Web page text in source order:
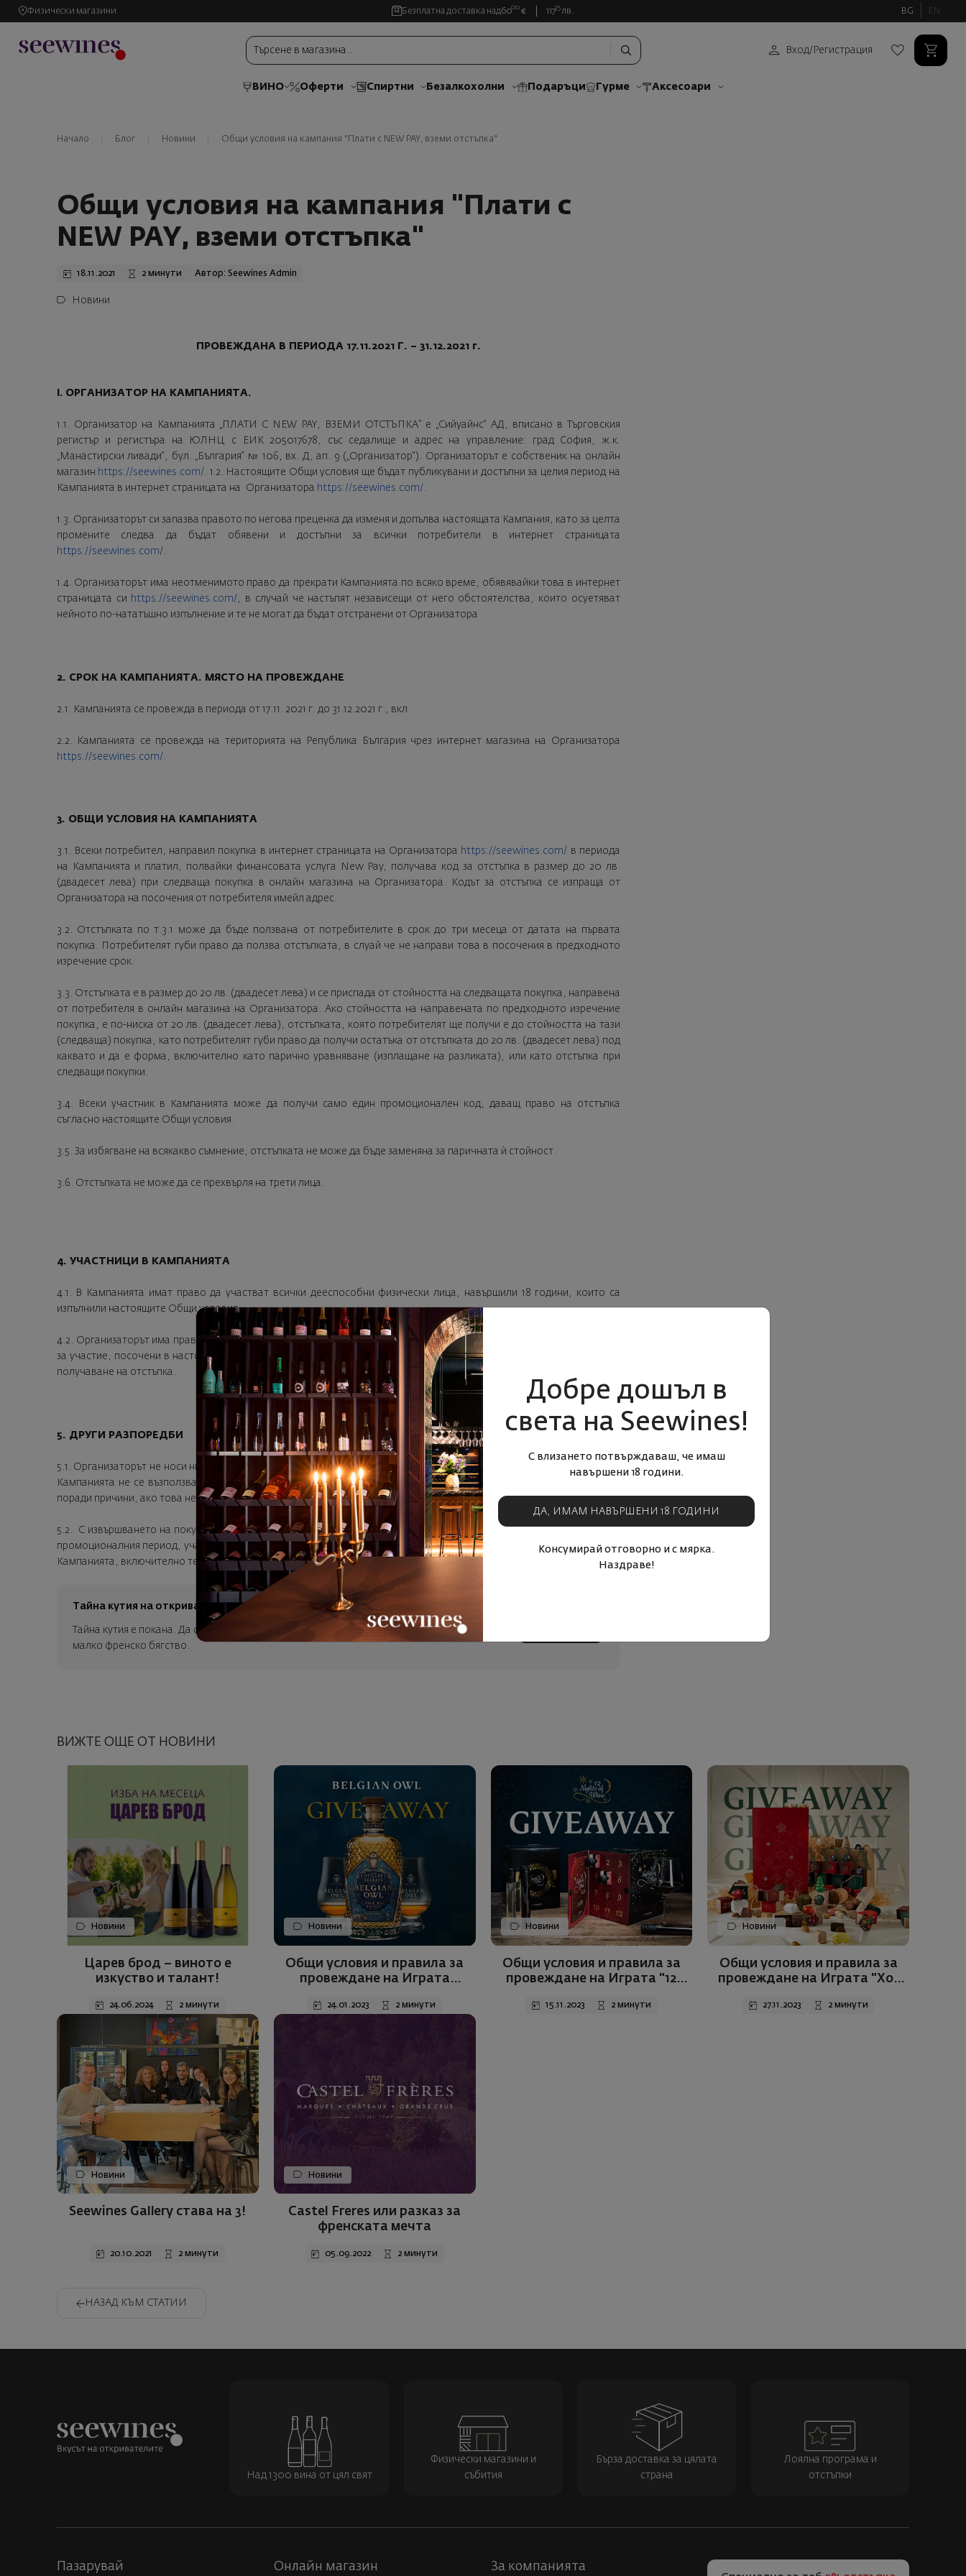
Физически магазини Безплатна доставка над6000 € 11735 лв. BG EN
Вход/ Регистрация
ВИНО Оферти Спиртни Безалкохолни Подаръци Гурме Аксесоари
Начало Блог Новини Общи условия на кампания "Плати с NEW PAY, вземи отстъпка"
Общи условия на кампания "Плати с
NEW PAY, вземи отстъпка"
18.11.2021 2 минути Автор: Seewines Admin
Новини
ПРОВЕЖДАНА В ПЕРИОДА 17.11.2021 Г. – 31.12.2021 г.
I. ОРГАНИЗАТОР НА КАМПАНИЯТА.
1.1. Организатор на Кампанията „ПЛАТИ С NEW PAY, ВЗЕМИ ОТСТЪПКА” е „Сийуайнс“ АД, вписано в Търговския
регистър и регистъра на ЮЛНЦ с ЕИК 205017678, със седалище и адрес на управление: град София, ж.к.
„Манастирски ливади“, бул. „България“ № 106, вх. Д, ап. 9 („Организатор“). Организаторът е собственик на онлайн
магазин https://seewines.com/ . 1.2. Настоящите Общи условия ще бъдат публикувани и достъпни за целия период на
Кампанията в интернет страницата на Организатора https://seewines.com/ .
1.3. Организаторът си запазва правото по негова преценка да изменя и допълва настоящата Кампания, като за целта
промените следва да бъдат обявени и достъпни за всички потребители в интернет страницата
https://seewines.com/ .
1.4. Организаторът има неотменимото право да прекрати Кампанията по всяко време, обявявайки това в интернет
страницата си https://seewines.com/ , в случай че настъпят независещи от него обстоятелства, които осуетяват
нейното по-нататъшно изпълнение и те не могат да бъдат отстранени от Организатора
2. СРОК НА КАМПАНИЯТА. МЯСТО НА ПРОВЕЖДАНЕ
2.1. Кампанията се провежда в периода от 17.11. 2021 г. до 31.12.2021 г., вкл.
2.2. Кампанията се провежда на територията на Република България чрез интернет магазина на Организатора
https://seewines.com/
3. ОБЩИ УСЛОВИЯ НА КАМПАНИЯТА
3.1. Всеки потребител, направил покупка в интернет страницата на Организатора https://seewines.com/ в периода
на Кампанията и платил, полвайки финансовата услуга New Pay, получава код за отстъпка в размер до 20 лв.
(двадесет лева) при следваща покупка в онлайн магазина на Организатора. Кодът за отстъпка се изпраща от
Организатора на посочения от потребителя имейл адрес.
3.2. Отстъпката по т.3.1 може да бъде ползвана от потребителите в срок до три месеца от датата на първата
покупка. Потребителят губи право да ползва отстъпката, в слуай че не направи това в посочения в предходното
изречение срок.
3.3. Отстъпката е в размер до 20 лв. (двадесет лева) и се приспада от стойността на следващата покупка, направена
от потребителя в онлайн магазина на Организатора. Ако стойността на направената по предходното изречение
покупка, е по-ниска от 20 лв. (двадесет лева), отстъпката, която потребителят ще получи е до стойността на тази
(следваща) покупка, като потребителят губи право да получи остатъка от отстъпката до 20 лв. (двадесет лева) под
каквато и да е форма, включително като парично уравняване (изплащане на разликата), или като отстъпка при
следващи покупки.
3.4. Всеки участник в Кампанията може да получи само един промоционален код, даващ право на отстъпка
съгласно настоящите Общи условия.
3.5. За избягване на всякакво съмнение, отстъпката не може да бъде заменяна за паричната ѝ стойност.
3.6. Отстъпката не може да се прехвърля на трети лица.
4. УЧАСТНИЦИ В КАМПАНИЯТА
4.1. В Кампанията имат право да участват всички дееспособни физически лица, навършили 18 години, които са
изпълнили настоящите Общи условия.
4.2. Организаторът има право по своя преценка да изключи участник от Кампанията, ако не отговаря на условията
за участие, посочени в настоящите Общи условия, и/или осъществи или се опита да осъществи злоупотреба с цел
получаване на отстъпка.
5. ДРУГИ РАЗПОРЕДБИ
5.1. Организаторът не носи никаква отговорност и не дължи каквито и да е обезщетения, в случай че участниците в
Кампанията не се възползват от отстъпките си в срока или при условията, описани в настоящите Общи условия,
поради причини, ако това не е по вина на Организатора.
5.2. С извършването на покупка в онлайн махазина на Организатора и плащане чрез финансовта услуга New Pay в
промоционалния период, участникът (потребителят) се съгласява и приема настоящите Общи условия за участие в
Кампанията, включително техните изменения и допълнения действащи към съответния момент.
Тайна кутия на откривателя
Тайна кутия е покана. Да се отпуснеш. Да пътуваш със сетивата. Да си позволиш едно
малко френско бягство.
ВИЖТЕ ОЩЕ ОТ НОВИНИ
Новини
Царев брод – виното е
изкуство и талант!
24.06.2024 2 минути
Новини
Общи условия и правила за
провеждане на Играта
Cask Whiskey Evolution + две
24.01.2023 2 минути
Новини
Общи условия и правила за
провеждане на Играта "12
15.11.2023 2 минути
Новини
Общи условия и правила за
провеждане на Играта "Хо-
27.11.2023 2 минути
Новини
Seewines Gallery става на 3!
20.10.2021 2 минути
Новини
Castel Freres или разказ за
френската мечта
05.09.2022 2 минути
НАЗАД КЪМ СТАТИИ
Добре дошъл в
света на Seewines!
С влизането потвърждаваш, че имаш
навършени 18 години.
ДА, ИМАМ НАВЪРШЕНИ 18 ГОДИНИ
Консумирай отговорно и с мярка.
Наздраве!
Над 1300 вина от цял свят
Физически магазини и
събития
Бърза доставка за цялата
страна
Лоялна програма и
отстъпки
Пазарувай Онлайн магазин За компанията